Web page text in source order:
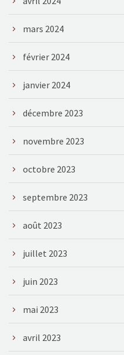
mars 2024
février 2024
janvier 2024
décembre 2023
novembre 2023
octobre 2023
septembre 2023
août 2023
juillet 2023
juin 2023
mai 2023
avril 2023